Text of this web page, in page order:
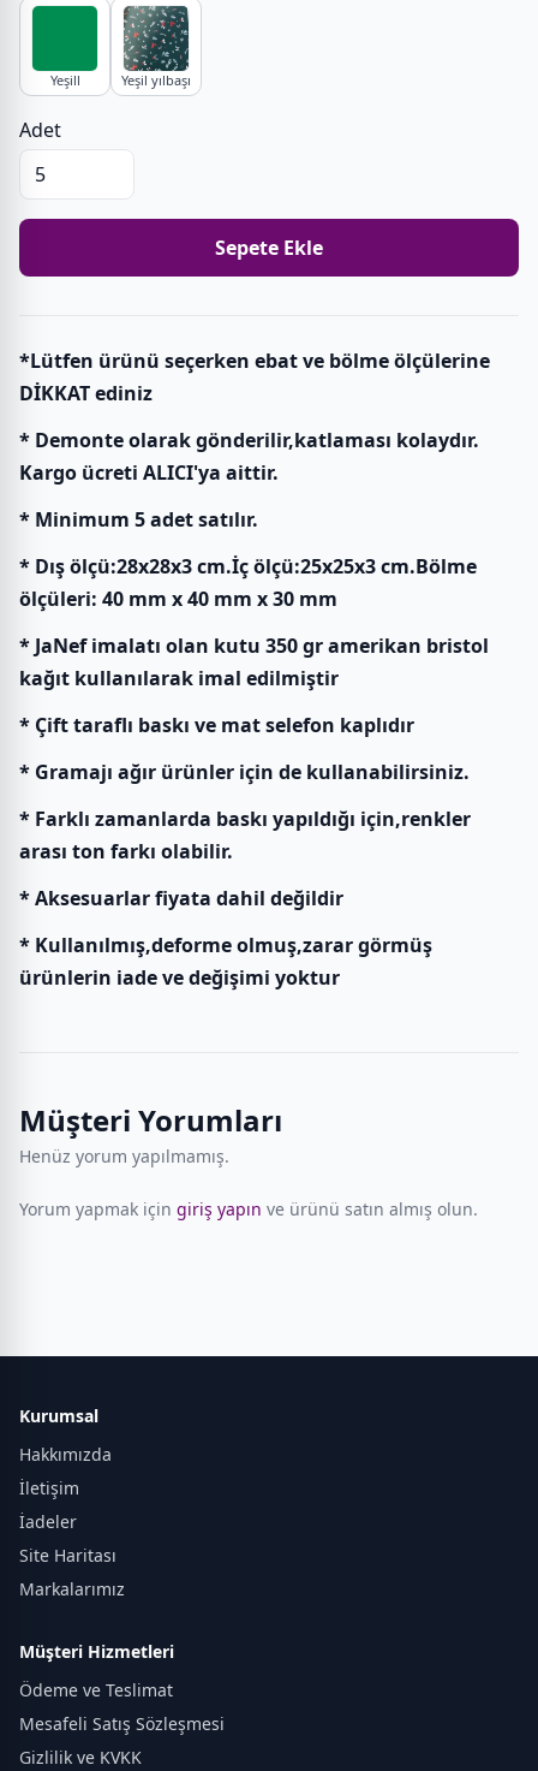
Yeşill Yeşil yılbaşı
Adet
Sepete Ekle
*Lütfen ürünü seçerken ebat ve bölme ölçülerine
DİKKAT ediniz
* Demonte olarak gönderilir,katlaması kolaydır.
Kargo ücreti ALICI'ya aittir.
* Minimum 5 adet satılır.
* Dış ölçü:28x28x3 cm.İç ölçü:25x25x3 cm.Bölme
ölçüleri: 40 mm x 40 mm x 30 mm
* JaNef imalatı olan kutu 350 gr amerikan bristol
kağıt kullanılarak imal edilmiştir
* Çift taraflı baskı ve mat selefon kaplıdır
* Gramajı ağır ürünler için de kullanabilirsiniz.
* Farklı zamanlarda baskı yapıldığı için,renkler
arası ton farkı olabilir.
* Aksesuarlar fiyata dahil değildir
* Kullanılmış,deforme olmuş,zarar görmüş
ürünlerin iade ve değişimi yoktur
Müşteri Yorumları
Henüz yorum yapılmamış.
Yorum yapmak için giriş yapın ve ürünü satın almış olun.
Kurumsal
Hakkımızda
İletişim
İadeler
Site Haritası
Markalarımız
Müşteri Hizmetleri
Ödeme ve Teslimat
Mesafeli Satış Sözleşmesi
Gizlilik ve KVKK